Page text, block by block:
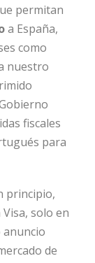
permitan
a España,
como
nuestro
fiscales
para
principio,
solo en
anuncio
de